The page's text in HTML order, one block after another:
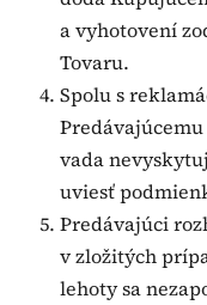
a vyhotovení
Tovaru.
Spolu s
vada
uviesť
Predávajúci
v zložitých
lehoty sa